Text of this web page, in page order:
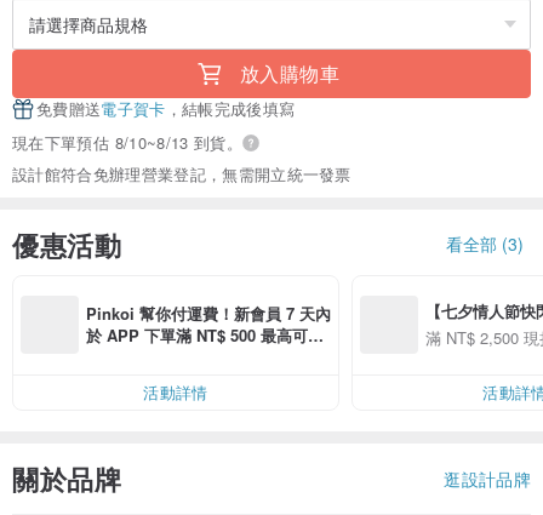
放入購物車
免費贈送電子賀卡 ，結帳完成後填寫
現在下單預估 8/10~8/13 到貨。
設計館符合免辦理營業登記，無需開立統一發票
優惠活動 看全部 (3)
Pinkoi 幫你付運費！新會員 7 天內
於 APP 下單滿 NT$ 500 最高可折
活動詳情
【七夕情人節
用 APP 購買任
滿 NT$ 2,500
活動詳
關於品牌 逛設計品牌